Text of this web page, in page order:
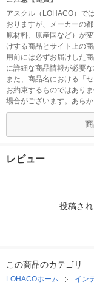
アスクル（LOHACO）で
おりますが、メーカーの
原材料、原産国など）が
けする商品とサイト上の
用前には必ずお届けした
に詳細な商品情報が必要
また、商品名における「
お約束するものではあり
場合がございます。あらか
レビュー
投稿さ
この商品のカテゴリ
LOHACOホーム イン